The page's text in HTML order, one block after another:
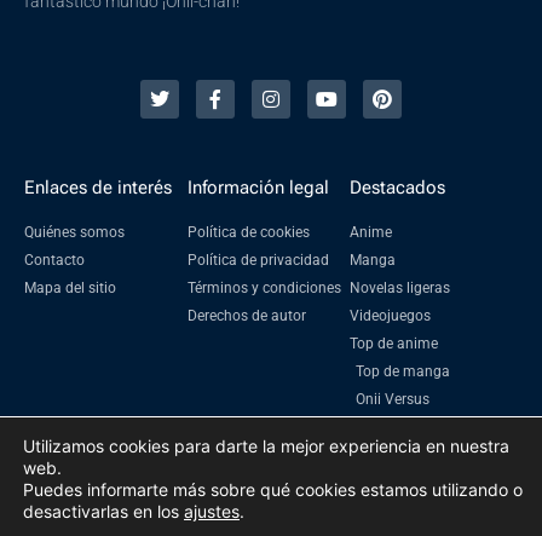
Enlaces de interés
Quiénes somos
Contacto
Mapa del sitio
Información legal
Política de cookies
Política de privacidad
Términos y condiciones
Derechos de autor
Destacados
Anime
Manga
Novelas ligeras
Videojuegos
Top de anime
Top de manga
Onii Versus
2023 Oniichanime | Todos los derechos reservados
Prohibida su reproducción total o parcial sin la autorización escrita de su
Utilizamos cookies para darte la mejor experiencia en nuestra
web.
Puedes informarte más sobre qué cookies estamos utilizando o
desactivarlas en los ajustes.